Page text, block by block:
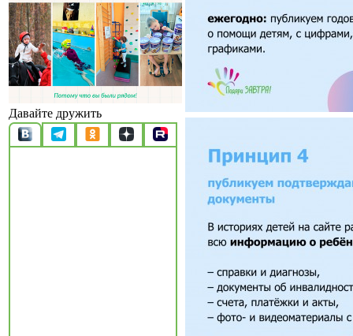
Давайте дружить